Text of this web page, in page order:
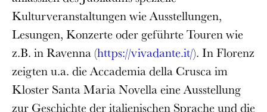
Kulturveranstaltungen wie Ausstellungen,
Lesungen, Konzerte oder geführte Touren wie
z.B. in Ravenna (https://vivadante.it/). In Florenz
zeigten u.a. die Accademia della Crusca im
Kloster Santa Maria Novella eine Ausstellung
zur Geschichte der italienischen Sprache und die